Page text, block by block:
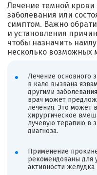
Лечение темной крови
заболевания или
симптом. Важно
и установления
чтобы назначить
несколько возможных
Лечение основного
в кале вызвана
другими
врач может
лечения. Это может
хирургическое
лучевую терапию в
диагноза.
Применение
рекомендованы для
активности